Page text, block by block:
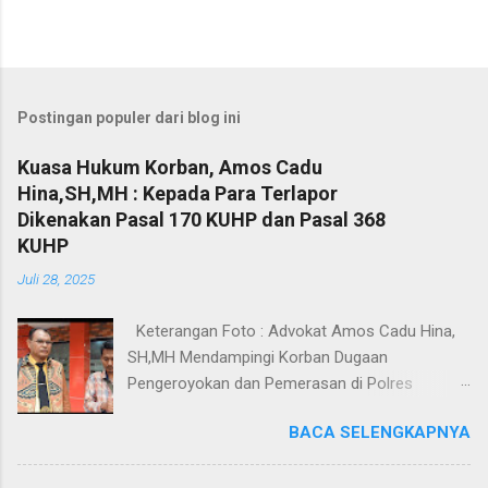
Postingan populer dari blog ini
Kuasa Hukum Korban, Amos Cadu
Hina,SH,MH : Kepada Para Terlapor
Dikenakan Pasal 170 KUHP dan Pasal 368
KUHP
Juli 28, 2025
Keterangan Foto : Advokat Amos Cadu Hina,
SH,MH Mendampingi Korban Dugaan
Pengeroyokan dan Pemerasan di Polres
masing merupakan korban dugaan
pengeroyokan dan pemerasan didampingi
BACA SELENGKAPNYA